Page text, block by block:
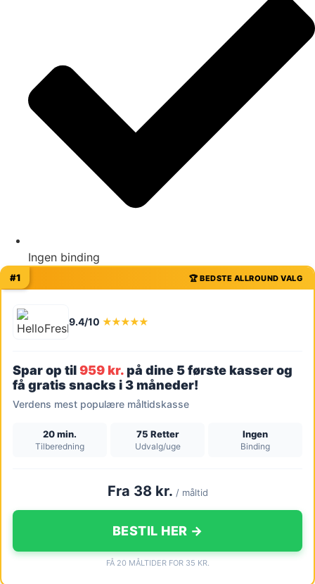
Ingen binding
🏆 BEDSTE ALLROUND VALG
#1
9.4/10 ★★★★★
Spar op til959 kr.på dine 5 første kasser og
få gratis snacks i 3 måneder!
Verdens mest populære måltidskasse
20 min.
Tilberedning
75 Retter
Udvalg/uge
Ingen
Binding
Fra 38 kr. / måltid
BESTIL HER →
FÅ 20 MÅLTIDER FOR 35 KR.